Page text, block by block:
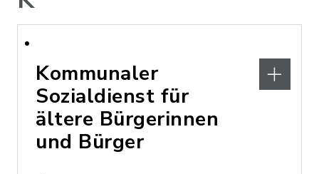
Kommunaler
Sozialdienst für
ältere Bürgerinnen
und Bürger